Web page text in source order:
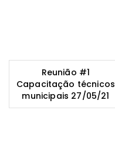
Reunião #1
Capacitação técnicos
municipais 27/05/21